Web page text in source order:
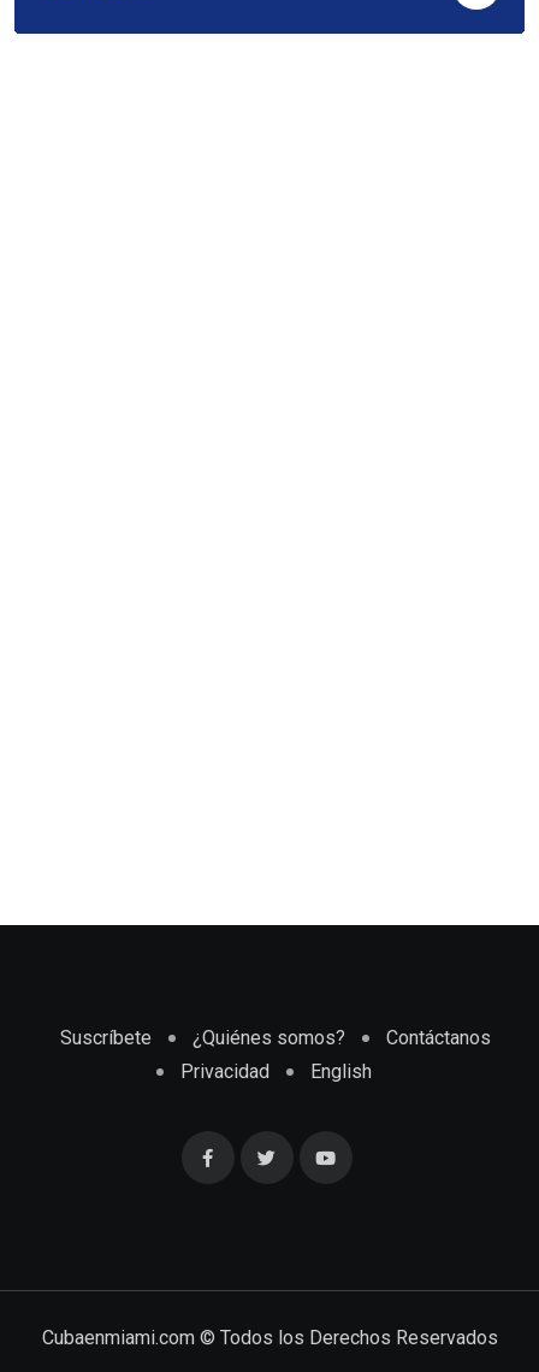
Suscríbete ¿Quiénes somos?
Contáctanos
Privacidad
English
Cubaenmiami.com © Todos los Derechos Reservados